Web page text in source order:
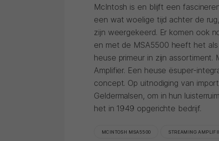
McIntosh is en blijft een
een wat woelige tijd achter de
zijn weergekeerd. Er komen ook
en met de MSA5500 heeft het
heuse primeur in zijn assortiment.
Amplifier. Een heuse ësuper-
concept. Op uitnodiging van
Geldermalsen, om in hun
het in 1949 opgerichte bedrijf.
MCINTOSH MSA5500 STREAMING